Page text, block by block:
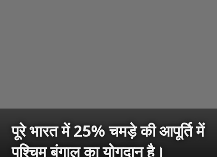
पूरे भारत में 25% चमड़े की आपूर्ति में
पश्चिम बंगाल का योगदान है।